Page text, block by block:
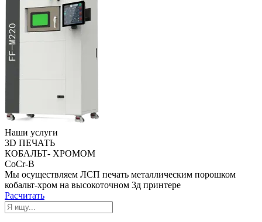
Наши услуги
3D ПЕЧАТЬ
КОБАЛЬТ- ХРОМОМ
CoCr-B
Мы осуществляем ЛСП печать металлическим порошком
кобальт-хром на высокоточном 3д принтере
Расчитать